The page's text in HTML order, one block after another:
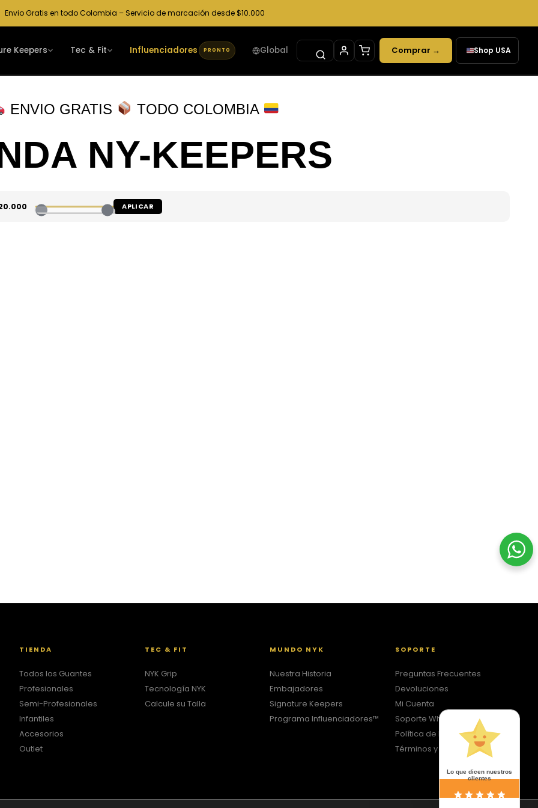
Envio Gratis en todo Colombia – Servicio de marcación desde $10.000
Keepers Tec & Fit Influenciadores PRONTO Global Comprar → Shop USA
ENVIO GRATIS TODO COLOMBIA
NY-KEEPERS
APLICAR
TIENDA
Todos los Guantes
Profesionales
Semi-Profesionales
Infantiles
Accesorios
Outlet
TEC & FIT
NYK Grip
Tecnología NYK
Calcule su Talla
MUNDO NYK
Nuestra Historia
Embajadores
Signature Keepers
Programa Influenciadores™
SOPORTE
Preguntas Frecuentes
Devoluciones
Mi Cuenta
Soporte WhatsApp
Política de Privacidad
Términos y Condiciones
Lo que dicen nuestros
clientes